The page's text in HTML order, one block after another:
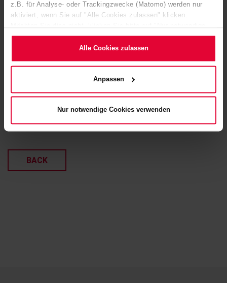
z.B. für Analyse- oder Trackingzwecke (Matomo) werden nur
aktiviert, wenn Sie auf "Alle Cookies zulassen" klicken.
Cookies verwenden". Mehr dazu (einschließlich der Möglichkeit,
die Einwilligungserklärung zu ändern oder zu widerrufen)
Website) bzw. derDatenschutzerklärung.
Alle Cookies zulassen
Anpassen
Nur notwendige Cookies verwenden
BACK